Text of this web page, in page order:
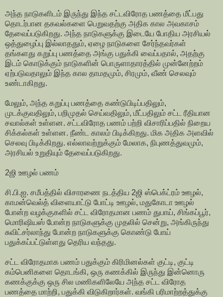
அந்த நாடுகளிடம் இருந்து இந்த சட்டவிரோத பணத்தை மீட்பது
தொடர்பான தகவல்களை பெறுவதற்கு அதிக கால அவகாசம்
தேவைப்படுகிறது. அந்த நாடுகளுக்கு இடையே போதிய அரசியல்
ஒத்துழைப்பு இல்லாததும், ஏழை நாடுகளை சேர்ந்தவர்கள்
தங்களது கறுப்பு பணத்தை அங்கு பதுக்கி வைப்பதால், அதற்கு
இடம் கொடுக்கும் நாடுகளின் பொருளாதாரத்தில் முன்னேற்றம்
ஏற்படுவதாலும் இந்த கால தாமதமும், சிரமும், வீண் செலவும்
உண்டாகிறது.
மேலும், அந்த கறுப்பு பணத்தை கண்டுபிடிப்பதிலும்,
முடக்குவதிலும், பறிமுதல் செய்வதிலும், மீட்பதிலும் சட்ட ரீதியான
சவால்கள் உள்ளன. சட்டவிரோத பணம் பற்றி விசாரிப்பதில் நிறைய
சிக்கல்கள் உள்ளன. நீண்ட காலம் பிடிக்கிறது. மிக அதிக அளவில்
செலவு பிடிக்கிறது. எல்லாவற்றுக்கும் மேலாக, நிபுணத்துவமும்,
அரசியல் உறுதியும் தேவைப்படுகிறது.
2ஜி ஊழல் பணம்
சி.பி.ஐ. சமீபத்தில் விசாரணை நடத்திய 2ஜி ஸ்பெக்ட்ரம் ஊழல்,
காமன்வெல்த் விளையாட்டு போட்டி ஊழல், மதுகோடா ஊழல்
போன்ற வழக்குகளில் சட்ட விரோதமான பணம் துபாய், சிங்கப்பூர்,
மொரிஷியஸ் போன்ற நாடுகளுக்கு முதலில் சென்று, அங்கிருந்து
சுவிட்சர்லாந்து போன்ற நாடுகளுக்கு கொண்டு போய்
பதுக்கப்பட்டுள்ளது தெரிய வந்தது.
சட்ட விரோதமாக பணம் பதுக்கும் கிரிமினல்கள் குட்டி, குட்டி
கம்பெனிகளை தொடங்கி, ஒரு கணக்கில் இருந்து இன்னொரு
கணக்குக்கு ஒரு சில மணிகளிலேயே அந்த சட்ட விரோத
பணத்தை மாற்றி, பதுக்கி விடுகிறார்கள். வங்கி பரிமாற்றத்துக்கு